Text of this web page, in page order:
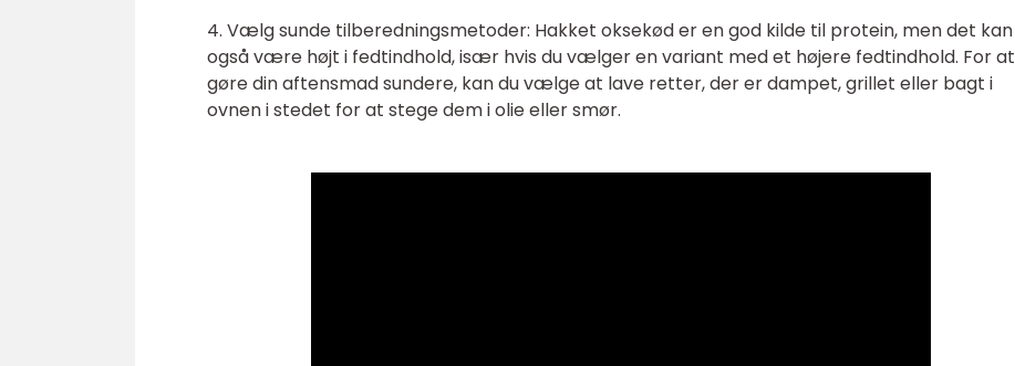
4. Vælg sunde tilberedningsmetoder: Hakket oksekød er en god kilde til protein, men det kan
også være højt i fedtindhold, især hvis du vælger en variant med et højere fedtindhold. For at
gøre din aftensmad sundere, kan du vælge at lave retter, der er dampet, grillet eller bagt i
ovnen i stedet for at stege dem i olie eller smør.